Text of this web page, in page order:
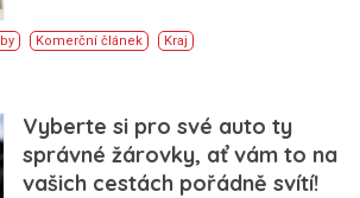
Komerční článek Kraj
Vyberte si pro své auto ty
správné žárovky, ať vám to na
vašich cestách pořádně svítí!